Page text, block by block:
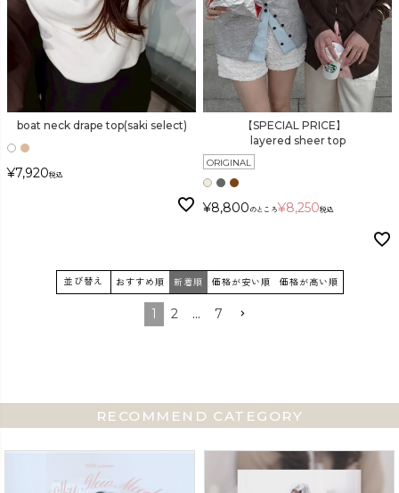
boat neck drape top(saki select)
¥7,920税込
【SPECIAL PRICE】
layered sheer top
ORIGINAL
¥8,800 のところ¥8,250税込
並び替え おすすめ順 新着順 価格が安い順 価格が高い順
1 2 … 7
RECOMMEND CATEGORY